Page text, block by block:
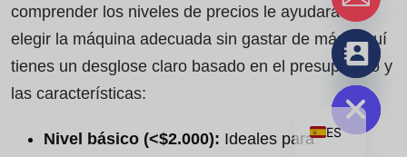
comprender los niveles de precios le ayudará a
elegir la máquina adecuada sin gastar de más. Aquí
tienes un desglose claro basado en el presupuesto y
las características:
Nivel básico (<$2.000): Ideales para ES
Ocultar
chaty